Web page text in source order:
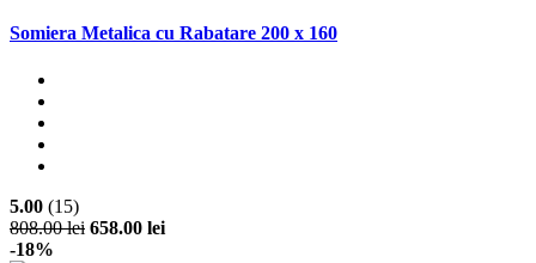
Somiera Metalica cu Rabatare 200 x 160
5.00 (15)
808.00 lei 658.00 lei
-18%